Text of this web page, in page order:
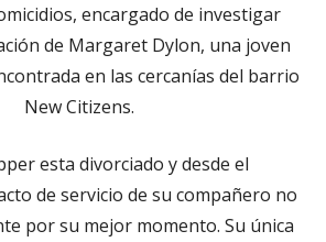
encargado de investigar
de Margaret Dylon, una joven
en las cercanías del barrio
New Citizens.
esta divorciado y desde el
de servicio de su compañero no
por su mejor momento. Su única